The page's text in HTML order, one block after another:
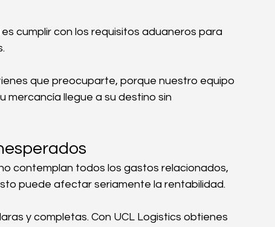
es cumplir con los requisitos aduaneros para
que preocuparte, porque nuestro equipo
llegue a su destino sin
contemplan todos los gastos relacionados,
puede afectar seriamente la rentabilidad.
y completas. Con UCL Logistics obtienes